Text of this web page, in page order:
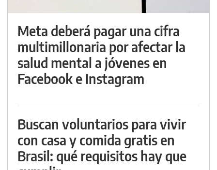
Meta deberá pagar una cifra
multimillonaria por afectar la
salud mental a jóvenes en
Facebook e Instagram
Buscan voluntarios para vivir
con casa y comida gratis en
Brasil: qué requisitos hay que